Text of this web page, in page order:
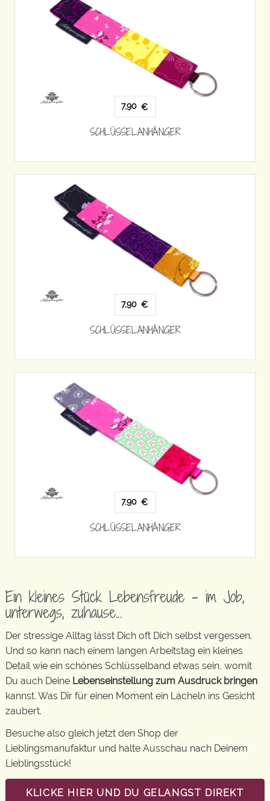
7,90 €
SCHLÜSSELANHÄNGER
7,90 €
SCHLÜSSELANHÄNGER
7,90 €
SCHLÜSSELANHÄNGER
Ein kleines Stück Lebensfreude – im Job,
unterwegs, zuhause…
Der stressige Alltag lässt Dich oft Dich selbst vergessen.
Und so kann nach einem langen Arbeitstag ein kleines
Detail wie ein schönes Schlüsselband etwas sein, womit
Du auch Deine Lebenseinstellung zum Ausdruck bringen
kannst. Was Dir für einen Moment ein Lächeln ins Gesicht
zaubert.
Besuche also gleich jetzt den Shop der
Lieblingsmanufaktur und halte Ausschau nach Deinem
Lieblingsstück!
KLICKE HIER UND DU GELANGST DIREKT